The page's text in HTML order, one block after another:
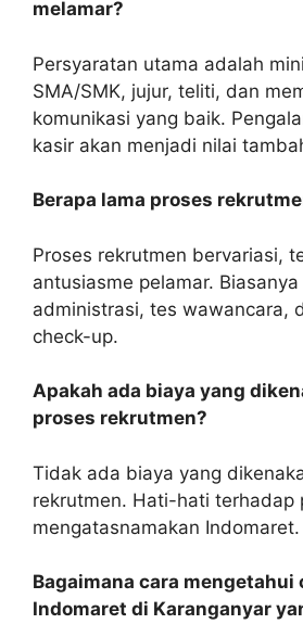
melamar?
Persyaratan utama adalah
SMA/SMK, jujur, teliti, dan
komunikasi yang baik.
kasir akan menjadi nilai
Berapa lama proses
Proses rekrutmen bervariasi,
antusiasme pelamar.
administrasi, tes wawancara,
check-up.
Apakah ada biaya yang
proses rekrutmen?
Tidak ada biaya yang
rekrutmen. Hati-hati terhadap
mengatasnamakan Indomaret.
Bagaimana cara mengetahui
Indomaret di Karanganyar